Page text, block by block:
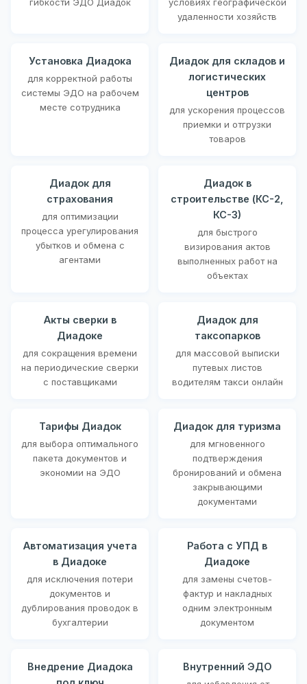
удаленности хозяйств
Установка Диадока
для корректной работы
системы ЭДО на рабочем
месте сотрудника
Диадок для складов и
логистических
центров
для ускорения процессов
приемки и отгрузки
товаров
Диадок для
страхования
для оптимизации
процесса урегулирования
убытков и обмена с
агентами
Диадок в
строительстве (КС-2,
КС-3)
для быстрого
визирования актов
выполненных работ на
объектах
Акты сверки в
Диадоке
для сокращения времени
на периодические сверки
с поставщиками
Диадок для
таксопарков
для массовой выписки
путевых листов
водителям такси онлайн
Тарифы Диадок
для выбора оптимального
пакета документов и
экономии на ЭДО
Диадок для туризма
для мгновенного
подтверждения
бронирований и обмена
закрывающими
документами
Автоматизация учета
в Диадоке
для исключения потери
документов и
дублирования проводок в
бухгалтерии
Работа с УПД в
Диадоке
для замены счетов-
фактур и накладных
одним электронным
документом
Внедрение Диадока
Внутренний ЭДО